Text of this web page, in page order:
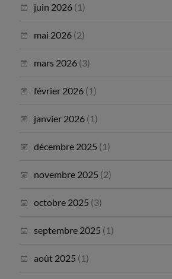
juin 2026 (1)
mai 2026 (2)
mars 2026 (3)
février 2026 (1)
janvier 2026 (1)
décembre 2025 (1)
novembre 2025 (2)
octobre 2025 (3)
septembre 2025 (1)
août 2025 (1)